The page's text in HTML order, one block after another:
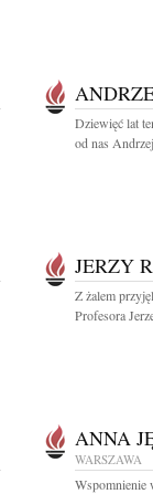
Dziewięć lat
od nas
JERZY
Z żalem
Profesora
ANNA
WARSZAWA
Wspomnienie